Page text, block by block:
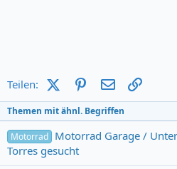
Teilen: X (Twitter)PinterestE-Mail
Themen mit ähnl. Begriffen
Motorrad Motorrad Garage /
Torres gesucht